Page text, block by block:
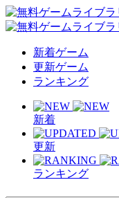
新着ゲーム
更新ゲーム
ランキング
新着
更新
ランキング